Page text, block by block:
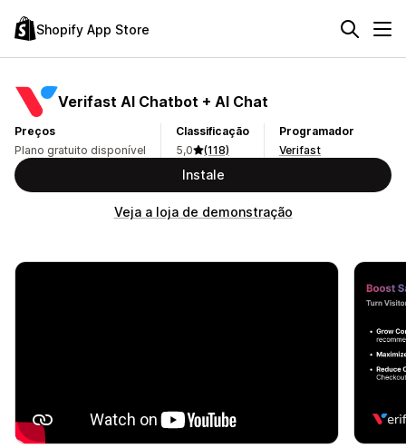
Shopify App Store
Verifast AI Chatbot + AI Chat
Preços
Plano gratuito disponível
Classificação
5,0
(118)
Programador
Verifast
Instale
Veja a loja de demonstração